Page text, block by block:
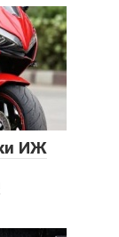
ИЖ